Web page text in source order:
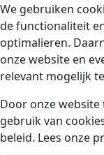
We gebruiken
de functionaliteit
optimalieren.
onze website en
relevant mogelijk
Door onze
gebruik van
beleid. Lees onze